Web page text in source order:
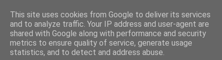
This site uses cookies from Google to deliver its services
and to analyze traffic. Your IP address and user-agent are
shared with Google along with performance and security
metrics to ensure quality of service, generate usage
statistics, and to detect and address abuse.